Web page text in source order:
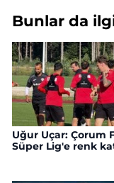
Bunlar da
Uğur Uçar: Çorum
Süper Lig'e renk